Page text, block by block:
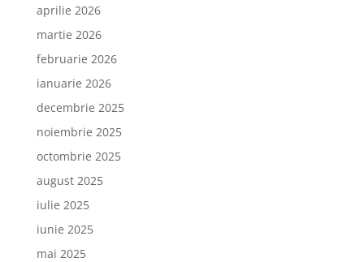
aprilie 2026
martie 2026
februarie 2026
ianuarie 2026
decembrie 2025
noiembrie 2025
octombrie 2025
august 2025
iulie 2025
iunie 2025
mai 2025